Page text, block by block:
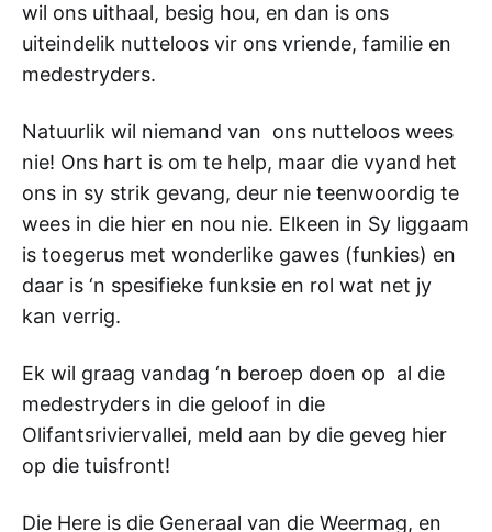
wil ons uithaal, besig hou, en dan is ons
uiteindelik nutteloos vir ons vriende, familie en
medestryders.
Natuurlik wil niemand van ons nutteloos wees
nie! Ons hart is om te help, maar die vyand het
ons in sy strik gevang, deur nie teenwoordig te
wees in die hier en nou nie. Elkeen in Sy liggaam
is toegerus met wonderlike gawes (funkies) en
daar is ‘n spesifieke funksie en rol wat net jy
kan verrig.
Ek wil graag vandag ‘n beroep doen op al die
medestryders in die geloof in die
Olifantsriviervallei, meld aan by die geveg hier
op die tuisfront!
Die Here is die Generaal van die Weermag, en